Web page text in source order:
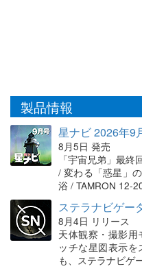
製品情報
星ナビ 2026年9
8月5日 発売
「宇宙兄弟」最
/ 変わる「惑星」
浴 / TAMRON 12-
ステラナビゲー
8月4日 リリース
天体観察・撮影用
ッチな星図表示
も、ステラナビゲ